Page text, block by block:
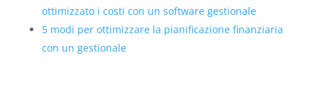
ottimizzato i costi con un software gestionale
5 modi per ottimizzare la pianificazione finanziaria
con un gestionale